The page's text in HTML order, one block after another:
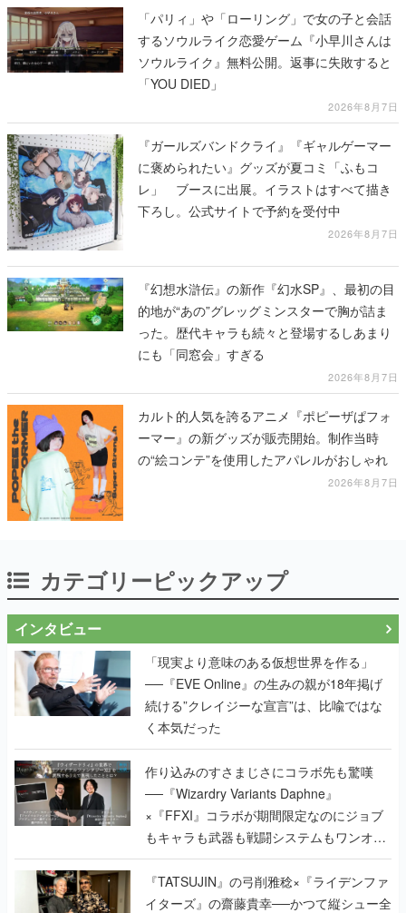
「パリィ」や「ローリング」で女の子と会話
するソウルライク恋愛ゲーム『小早川さんは
ソウルライク』無料公開。返事に失敗すると
「YOU DIED」
2026年8月7日
『ガールズバンドクライ』『ギャルゲーマー
に褒められたい』グッズが夏コミ「ふもコ
レ」 ブースに出展。イラストはすべて描き
下ろし。公式サイトで予約を受付中
2026年8月7日
『幻想水滸伝』の新作『幻水SP』、最初の目
的地が“あの”グレッグミンスターで胸が詰ま
った。歴代キャラも続々と登場するしあまり
にも「同窓会」すぎる
2026年8月7日
カルト的人気を誇るアニメ『ポピーザぱフォ
ーマー』の新グッズが販売開始。制作当時
の“絵コンテ”を使用したアパレルがおしゃれ
2026年8月7日
カテゴリーピックアップ
インタビュー
「現実より意味のある仮想世界を作る」
──『EVE Online』の生みの親が18年掲げ
続ける”クレイジーな宣言”は、比喩ではな
く本気だった
作り込みのすさまじさにコラボ先も驚嘆
──『Wizardry Variants Daphne』
×『FFXI』コラボが期間限定なのにジョブ
もキャラも武器も戦闘システムもワンオフ
で作り込まれた理由を両ディレクターに聞
く
『TATSUJIN』の弓削雅稔×『ライデンファ
イターズ』の齋藤貴幸──かつて縦シュー全